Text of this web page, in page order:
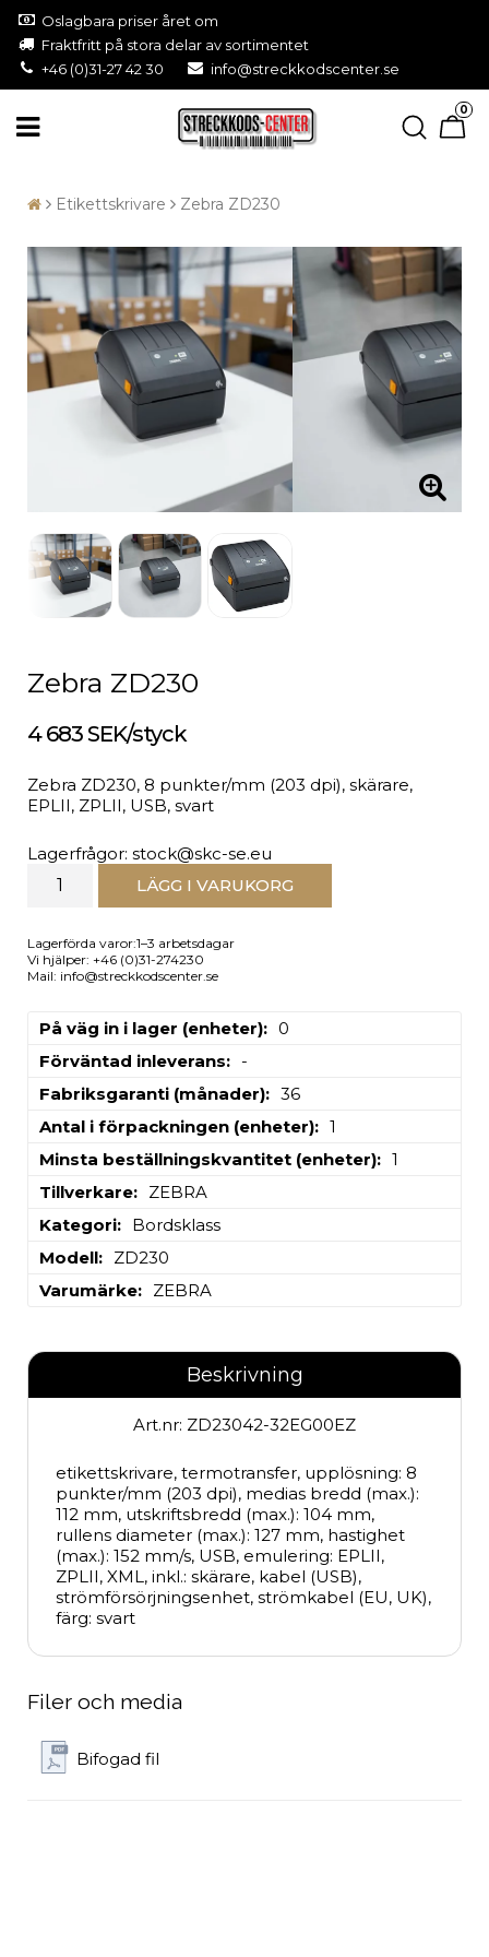
Oslagbara priser året om
Fraktfritt på stora delar av sortimentet
+46 (0)31-27 42 30
info@streckkodscenter.se
0
Etikettskrivare Zebra ZD230
Zebra ZD230
4 683 SEK/styck
Zebra ZD230, 8 punkter/mm (203 dpi), skärare,
EPLII, ZPLII, USB, svart
Lagerfrågor: stock@skc-se.eu
LÄGG I VARUKORG
Lagerförda varor:1–3 arbetsdagar
Vi hjälper: +46 (0)31-274230
Mail: info@streckkodscenter.se
På väg in i lager (enheter)
0
Förväntad inleverans
-
Fabriksgaranti (månader)
36
Antal i förpackningen (enheter)
1
Minsta beställningskvantitet (enheter)
1
Tillverkare
ZEBRA
Kategori
Bordsklass
Modell
ZD230
Varumärke
ZEBRA
Beskrivning
Art.nr: ZD23042-32EG00EZ
etikettskrivare, termotransfer, upplösning: 8
punkter/mm (203 dpi), medias bredd (max.):
112 mm, utskriftsbredd (max.): 104 mm,
rullens diameter (max.): 127 mm, hastighet
(max.): 152 mm/s, USB, emulering: EPLII,
ZPLII, XML, inkl.: skärare, kabel (USB),
strömförsörjningsenhet, strömkabel (EU, UK),
färg: svart
Filer och media
Bifogad fil